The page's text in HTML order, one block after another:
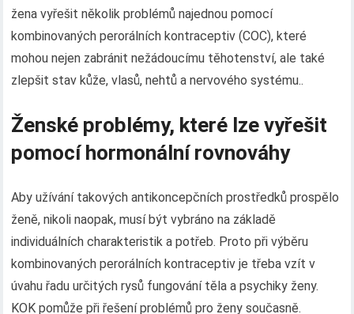
žena vyřešit několik problémů najednou pomocí
kombinovaných perorálních kontraceptiv (COC), které
mohou nejen zabránit nežádoucímu těhotenství, ale také
zlepšit stav kůže, vlasů, nehtů a nervového systému..
Ženské problémy, které lze vyřešit
pomocí hormonální rovnováhy
Aby užívání takových antikoncepčních prostředků prospělo
ženě, nikoli naopak, musí být vybráno na základě
individuálních charakteristik a potřeb. Proto při výběru
kombinovaných perorálních kontraceptiv je třeba vzít v
úvahu řadu určitých rysů fungování těla a psychiky ženy.
KOK pomůže při řešení problémů pro ženy současně.